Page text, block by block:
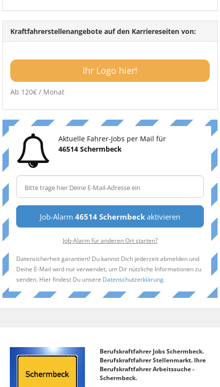
Kraftfahrerstellenangebote auf den Karriereseiten von:
Ihr Logo hier!
Ab 120€ / Monat
Aktuelle Fahrer-Jobs per Mail für
46514 Schermbeck
Job-Alarm 46514 Schermbeck aktivieren
Job-Alarm für anderen Ort starten?
Datensicherheit garantiert! Du kannst Dich jederzeit abmelden und
Deine E-Mail wird nur verwendet, um Dir nützliche Informationen zu
senden. Hier findest Du unsere Datenschutzerklärung.
Berufskraftfahrer Jobs Schermbeck.
Berufskraftfahrer Stellenmarkt. Ihre
Berufskraftfahrer Arbeitssuche -
Schermbeck.